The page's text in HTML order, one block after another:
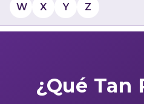
W
X Y Z
¿Qué Tan